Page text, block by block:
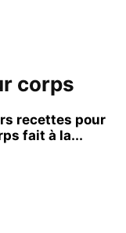
corps
recettes pour
fait à la...